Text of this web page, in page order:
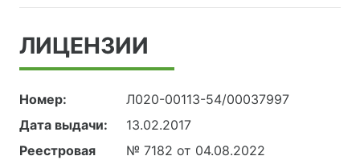
ЛИЦЕНЗИИ
Номер:
Л020-00113-54/00037997
Дата выдачи:
13.02.2017
Реестровая
№ 7182 от 04.08.2022